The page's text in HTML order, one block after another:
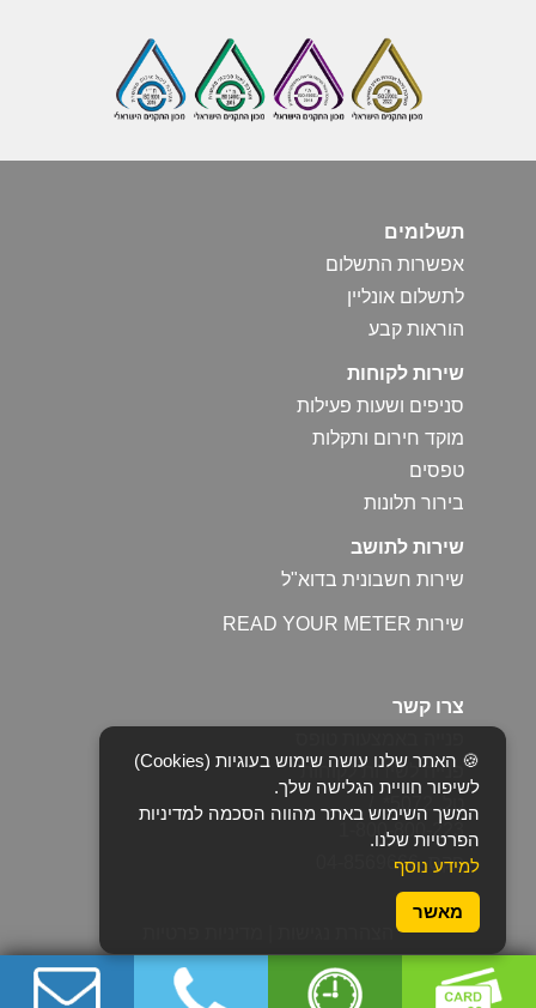
תשלומים
אפשרות התשלום
לתשלום אונליין
הוראות קבע
שירות לקוחות
סניפים ושעות פעילות
מוקד חירום ותקלות
טפסים
בירור תלונות
שירות לתושב
שירות חשבונית בדוא"ל
שירות READ YOUR METER
צרו קשר
פנייה לשירות לקוחות
1-800-800-223
פקס. 04-8569666
🍪 האתר שלנו עושה שימוש בעוגיות (Cookies)
לשיפור חוויית הגלישה שלך.
המשך השימוש באתר מהווה הסכמה למדיניות
הפרטיות שלנו.
למידע נוסף
מאשר